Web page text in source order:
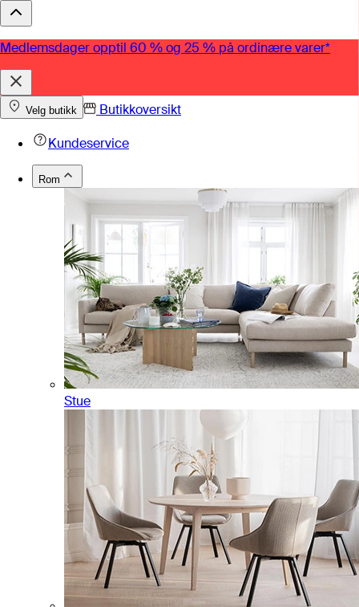
Medlemsdager opptil 60 % og 25 % på ordinære varer*
Velg butikk
Butikkoversikt
Kundeservice
Rom
Stue